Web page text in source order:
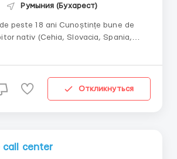
Румыния (Бухарест)
jobului:
Откликнуться
call center